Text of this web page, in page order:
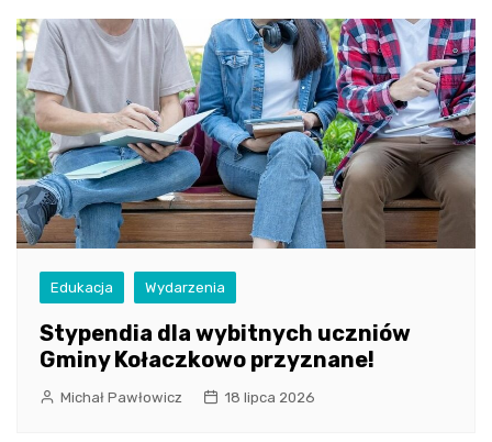
Edukacja Wydarzenia
Stypendia dla wybitnych uczniów
Gminy Kołaczkowo przyznane!
Michał Pawłowicz 18 lipca 2026